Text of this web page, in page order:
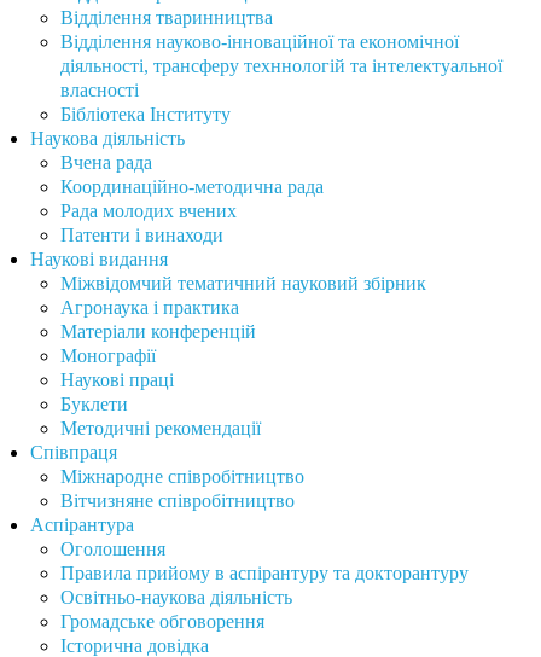
Відділення тваринництва
Відділення науково-інноваційної та економічної
діяльності, трансферу техннологій та інтелектуальної
власності
Бібліотека Інституту
Наукова діяльність
Вчена рада
Координаційно-методична рада
Рада молодих вчених
Патенти і винаходи
Наукові видання
Міжвідомчий тематичний науковий збірник
Агронаука і практика
Матеріали конференцій
Монографії
Наукові праці
Буклети
Методичні рекомендації
Співпраця
Міжнародне співробітництво
Вітчизняне співробітництво
Аспірантура
Оголошення
Правила прийому в аспірантуру та докторантуру
Освітньо-наукова діяльність
Громадське обговорення
Історична довідка